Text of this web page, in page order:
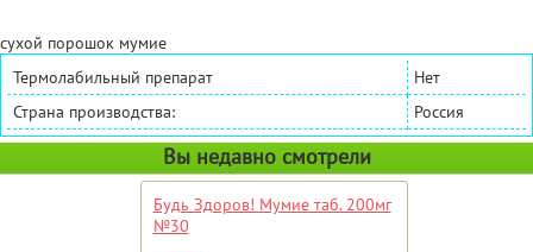
сухой порошок мумие
Термолабильный препарат
Нет
Страна производства:
Россия
Вы недавно смотрели
Будь Здоров! Мумие таб. 200мг
№30